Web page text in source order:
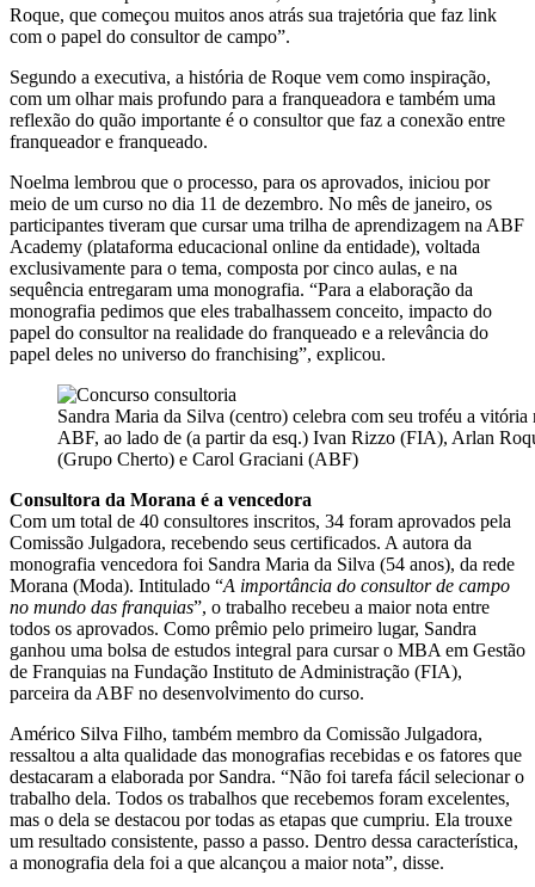
Roque, que começou muitos anos atrás sua trajetória que faz link
com o papel do consultor de campo”.
Segundo a executiva, a história de Roque vem como inspiração,
com um olhar mais profundo para a franqueadora e também uma
reflexão do quão importante é o consultor que faz a conexão entre
franqueador e franqueado.
Noelma lembrou que o processo, para os aprovados, iniciou por
meio de um curso no dia 11 de dezembro. No mês de janeiro, os
participantes tiveram que cursar uma trilha de aprendizagem na ABF
Academy (plataforma educacional online da entidade), voltada
exclusivamente para o tema, composta por cinco aulas, e na
sequência entregaram uma monografia. “Para a elaboração da
monografia pedimos que eles trabalhassem conceito, impacto do
papel do consultor na realidade do franqueado e a relevância do
papel deles no universo do franchising”, explicou.
Sandra Maria da Silva (centro) celebra com seu troféu a
ABF, ao lado de (a partir da esq.) Ivan Rizzo (FIA), Arlan
(Grupo Cherto) e Carol Graciani (ABF)
Consultora da Morana é a vencedora
Com um total de 40 consultores inscritos, 34 foram aprovados pela
Comissão Julgadora, recebendo seus certificados. A autora da
monografia vencedora foi Sandra Maria da Silva (54 anos), da rede
Morana (Moda). Intitulado “A importância do consultor de campo
no mundo das franquias”, o trabalho recebeu a maior nota entre
todos os aprovados. Como prêmio pelo primeiro lugar, Sandra
ganhou uma bolsa de estudos integral para cursar o MBA em Gestão
de Franquias na Fundação Instituto de Administração (FIA),
parceira da ABF no desenvolvimento do curso.
Américo Silva Filho, também membro da Comissão Julgadora,
ressaltou a alta qualidade das monografias recebidas e os fatores que
destacaram a elaborada por Sandra. “Não foi tarefa fácil selecionar o
trabalho dela. Todos os trabalhos que recebemos foram excelentes,
mas o dela se destacou por todas as etapas que cumpriu. Ela trouxe
um resultado consistente, passo a passo. Dentro dessa característica,
a monografia dela foi a que alcançou a maior nota”, disse.